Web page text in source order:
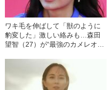
ワキ毛を伸ばして「獣のように
豹変した」激しい絡みも…森田
望智（27）が“最強のカメレオン